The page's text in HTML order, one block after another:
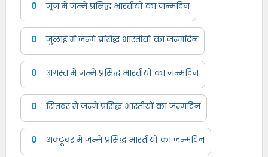
0 जून में जन्मे प्रसिद्ध भारतीयों का जन्मदिन
0 जुलाई में जन्मे प्रसिद्ध भारतीयों का जन्मदिन
0 अगस्त में जन्मे प्रसिद्ध भारतीयों का जन्मदिन
0 सितंबर में जन्मे प्रसिद्ध भारतीयों का जन्मदिन
0 अक्टूबर में जन्मे प्रसिद्ध भारतीयों का जन्मदिन